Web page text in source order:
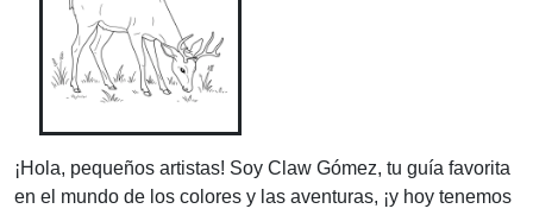
¡Hola, pequeños artistas! Soy Claw Gómez, tu guía favorita
en el mundo de los colores y las aventuras, ¡y hoy tenemos